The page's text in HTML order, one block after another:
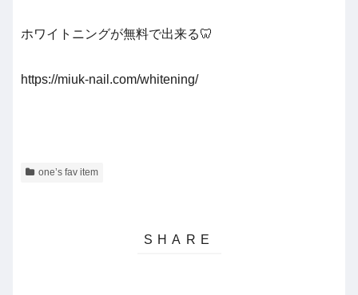
ホワイトニングが無料で出来る🦷
https://miuk-nail.com/whitening/
one’s fav item